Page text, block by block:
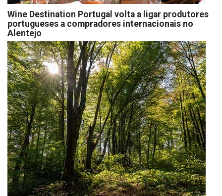
Wine Destination Portugal volta a ligar produtores
portugueses a compradores internacionais no
Alentejo